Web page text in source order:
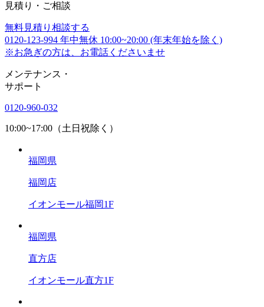
見積り・ご相談
無料見積り相談する
0120-123-994 年中無休 10:00~20:00 (年末年始を除く)
※お急ぎの方は、お電話くださいませ
メンテナンス ・
サポート
0120-960-032
10:00~17:00（土日祝除く）
福岡県
福岡店
イオンモール福岡1F
福岡県
直方店
イオンモール直方1F